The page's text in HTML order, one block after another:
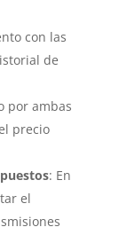
con las
de
por ambas
precio
: En
el